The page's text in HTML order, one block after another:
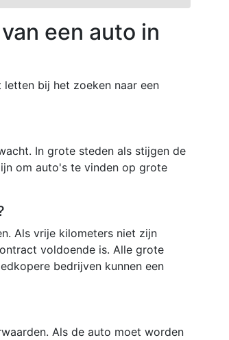
een auto in
bij het zoeken naar een
In grote steden als stijgen de
om auto's te vinden op grote
Als vrije kilometers niet zijn
voldoende is. Alle grote
bedrijven kunnen een
Als de auto moet worden